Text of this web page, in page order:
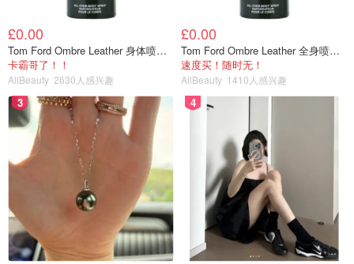
£0.00
Tom Ford Ombre Leather 身体喷雾 150ml
卡霸哥了！！
AllBeauty 2630人感兴趣
£0.00
Tom Ford Ombre Leather 全身喷雾 150ml
速度买！随时无！
AllBeauty 1410人感兴趣
3 4